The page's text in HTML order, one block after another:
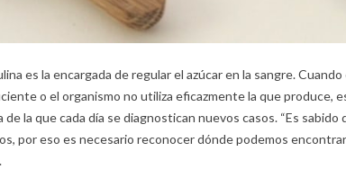
es la encargada de regular el azúcar en la sangre.
o el organismo no utiliza eficazmente la que produce,
la que cada día se diagnostican nuevos casos. “Es sabido
por eso es necesario reconocer dónde podemos